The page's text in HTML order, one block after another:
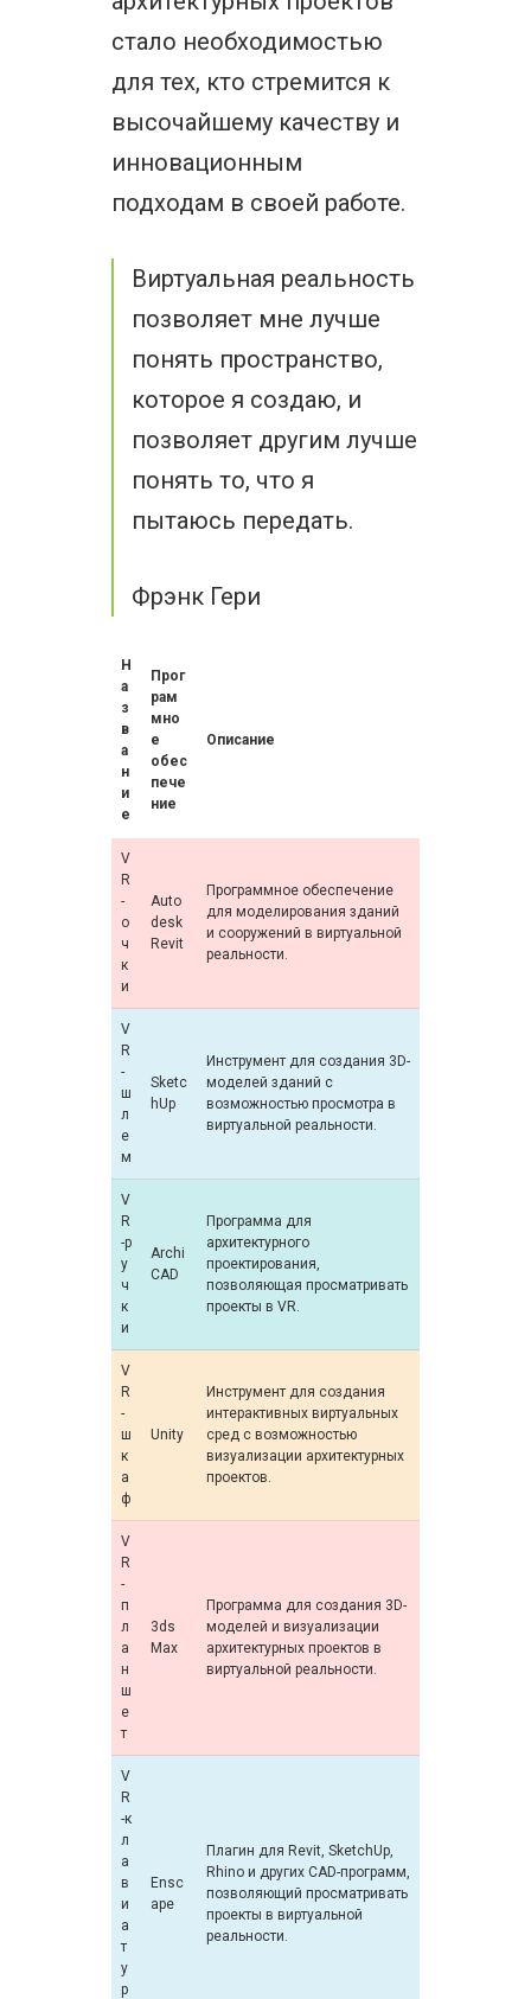
стало необходимостью
для тех, кто стремится к
высочайшему качеству и
инновационным
подходам в своей работе.
Виртуальная реальность
позволяет мне лучше
понять пространство,
которое я создаю, и
позволяет другим лучше
понять то, что я
пытаюсь передать.
Фрэнк Гери
Н
а
з
в
а
н
и
е
Прог
рам
мно
е
обес
пече
ние
Описание
V
R
-
о
ч
к
и
Auto
desk
Revit
Программное обеспечение
для моделирования зданий
и сооружений в виртуальной
реальности.
V
R
-
ш
л
е
м
Sketc
hUp
Инструмент для создания 3D-
моделей зданий с
возможностью просмотра в
виртуальной реальности.
V
R
-р
у
ч
к
и
Archi
CAD
Программа для
архитектурного
проектирования,
позволяющая просматривать
проекты в VR.
V
R
-
ш
к
а
ф
Unity
Инструмент для создания
интерактивных виртуальных
сред с возможностью
визуализации архитектурных
проектов.
V
R
-
п
л
а
н
ш
е
т
3ds
Max
Программа для создания 3D-
моделей и визуализации
архитектурных проектов в
виртуальной реальности.
V
R
-к
л
а
в
и
а
т
у
р
Ensc
ape
Плагин для Revit, SketchUp,
Rhino и других CAD-программ,
позволяющий просматривать
проекты в виртуальной
реальности.